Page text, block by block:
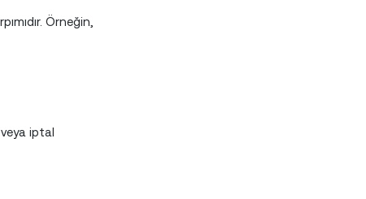
Örneğin,
iptal